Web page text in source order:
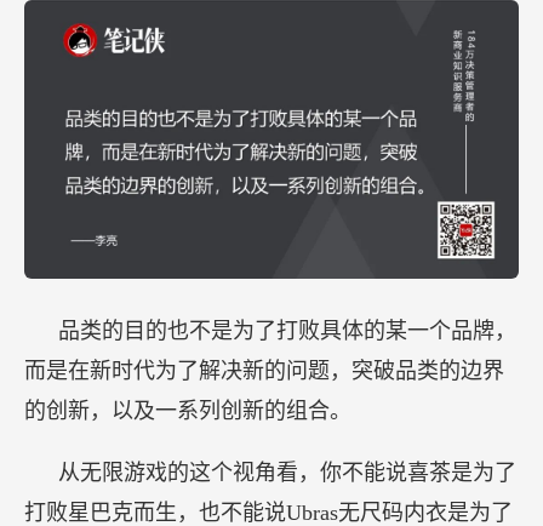
品类的目的也不是为了打败具体的某一个品牌，
而是在新时代为了解决新的问题，突破品类的边界
的创新，以及一系列创新的组合。
从无限游戏的这个视角看，你不能说喜茶是为了
打败星巴克而生，也不能说Ubras无尺码内衣是为了